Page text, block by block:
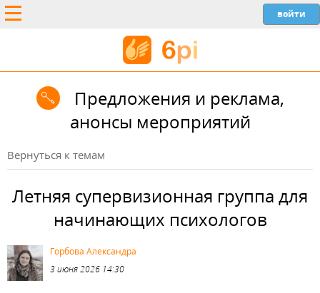
Предложения и реклама,
анонсы мероприятий
Вернуться к темам
Летняя супервизионная группа для
начинающих психологов
Горбова Александра
3 июня 2026 14:30